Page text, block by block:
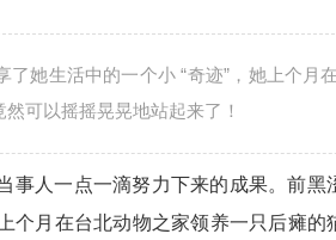
她生活中的一个小 “奇迹”，她上个月
可以摇摇晃晃地站起来了！
事人一点一滴努力下来的成果。前黑
个月在台北动物之家领养一只后瘫的